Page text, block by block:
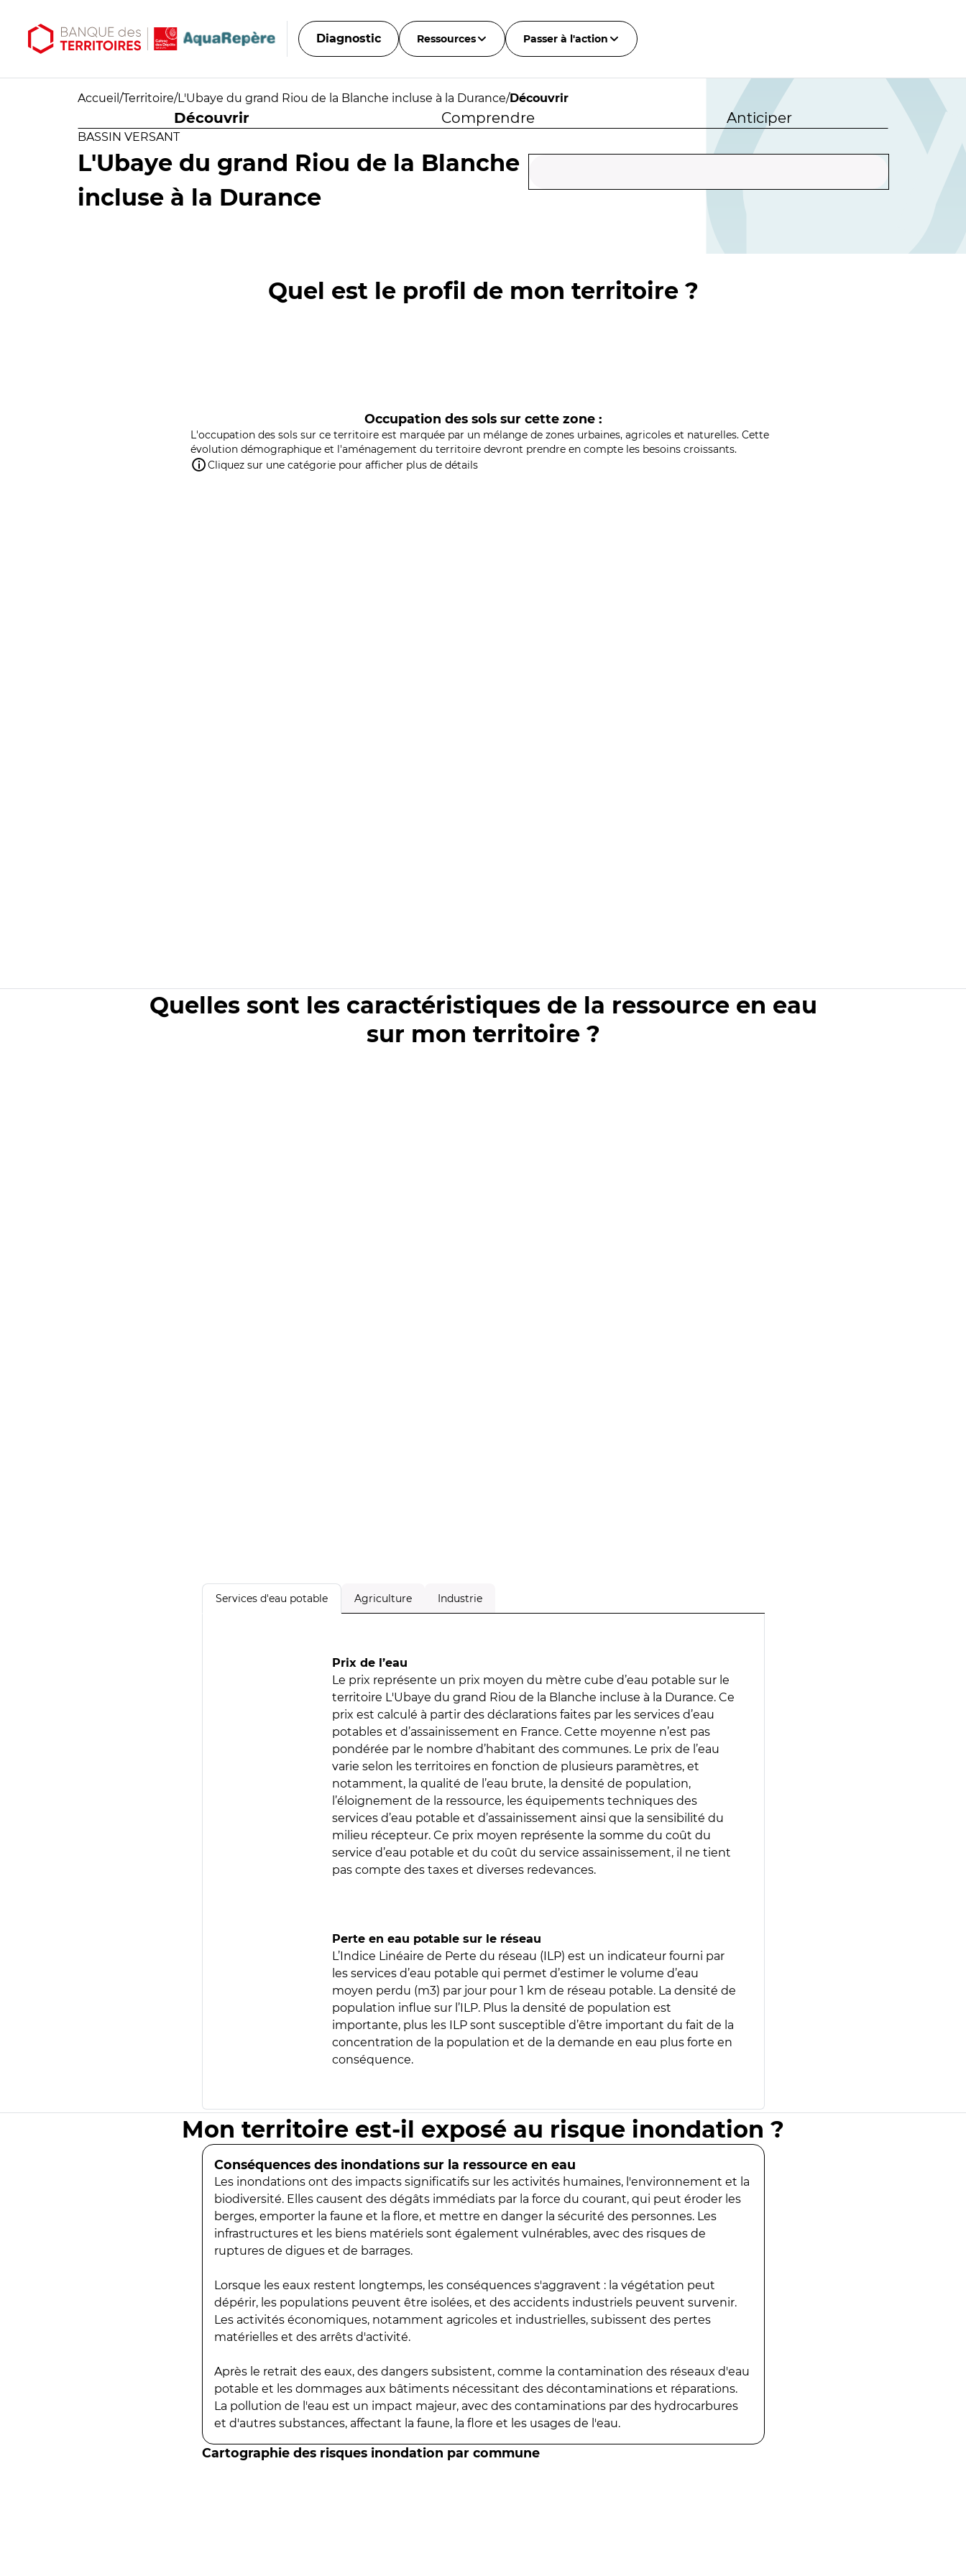
Diagnostic Ressources Passer à l'action
Accueil /Territoire/L'Ubaye du grand Riou de la Blanche incluse à la Durance/Découvrir
Découvrir Comprendre Anticiper
BASSIN VERSANT
L'Ubaye du grand Riou de la Blanche
incluse à la Durance
Quel est le profil de mon territoire ?
Occupation des sols sur cette zone :
L'occupation des sols sur ce territoire est marquée par un mélange de zones urbaines, agricoles et naturelles. Cette
évolution démographique et l'aménagement du territoire devront prendre en compte les besoins croissants.
Cliquez sur une catégorie pour afficher plus de détails
Quelles sont les caractéristiques de la ressource en eau
sur mon territoire ?
Services d'eau potable Agriculture Industrie
Prix de l’eau
Le prix représente un prix moyen du mètre cube d’eau potable sur le
territoire L'Ubaye du grand Riou de la Blanche incluse à la Durance. Ce
prix est calculé à partir des déclarations faites par les services d’eau
potables et d’assainissement en France. Cette moyenne n’est pas
pondérée par le nombre d’habitant des communes. Le prix de l’eau
varie selon les territoires en fonction de plusieurs paramètres, et
notamment, la qualité de l’eau brute, la densité de population,
l’éloignement de la ressource, les équipements techniques des
services d’eau potable et d’assainissement ainsi que la sensibilité du
milieu récepteur. Ce prix moyen représente la somme du coût du
service d’eau potable et du coût du service assainissement, il ne tient
pas compte des taxes et diverses redevances.
Perte en eau potable sur le réseau
L’Indice Linéaire de Perte du réseau (ILP) est un indicateur fourni par
les services d’eau potable qui permet d’estimer le volume d’eau
moyen perdu (m3) par jour pour 1 km de réseau potable. La densité de
population influe sur l’ILP. Plus la densité de population est
importante, plus les ILP sont susceptible d’être important du fait de la
concentration de la population et de la demande en eau plus forte en
conséquence.
Mon territoire est-il exposé au risque inondation ?
Conséquences des inondations sur la ressource en eau
Les inondations ont des impacts significatifs sur les activités humaines, l'environnement et la
biodiversité. Elles causent des dégâts immédiats par la force du courant, qui peut éroder les
berges, emporter la faune et la flore, et mettre en danger la sécurité des personnes. Les
infrastructures et les biens matériels sont également vulnérables, avec des risques de
ruptures de digues et de barrages.
Lorsque les eaux restent longtemps, les conséquences s'aggravent : la végétation peut
dépérir, les populations peuvent être isolées, et des accidents industriels peuvent survenir.
Les activités économiques, notamment agricoles et industrielles, subissent des pertes
matérielles et des arrêts d'activité.
Après le retrait des eaux, des dangers subsistent, comme la contamination des réseaux d'eau
potable et les dommages aux bâtiments nécessitant des décontaminations et réparations.
La pollution de l'eau est un impact majeur, avec des contaminations par des hydrocarbures
et d'autres substances, affectant la faune, la flore et les usages de l'eau.
Cartographie des risques inondation par commune